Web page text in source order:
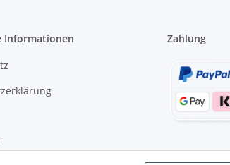
Informationen Zahlung